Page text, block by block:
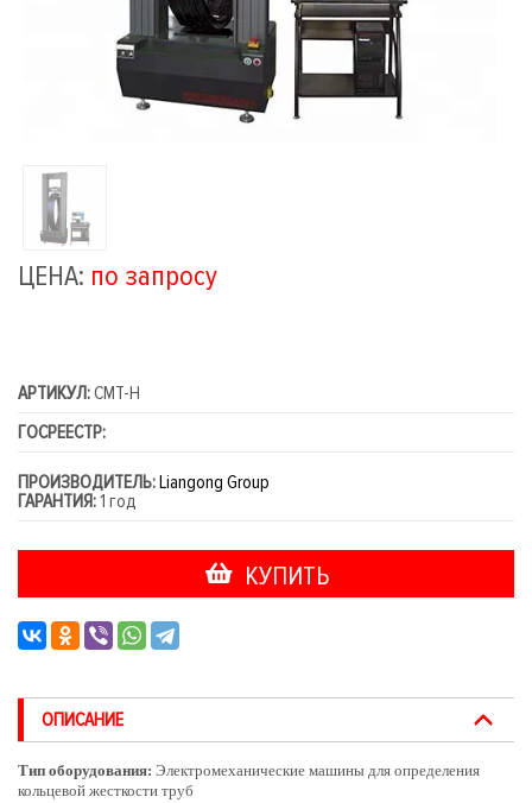
ЦЕНА: по запросу
АРТИКУЛ:CMT-H
ГОСРЕЕСТР:
ПРОИЗВОДИТЕЛЬ:Liangong Group
ГАРАНТИЯ:1 год
КУПИТЬ
ОПИСАНИЕ
Тип оборудования: Электромеханические машины для определения
кольцевой жесткости труб